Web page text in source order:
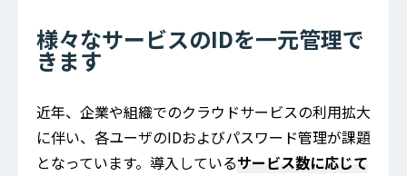
様々なサービスのIDを一元管理で
きます
近年、企業や組織でのクラウドサービスの利用拡大
に伴い、各ユーザのIDおよびパスワード管理が課題
となっています。導入しているサービス数に応じて